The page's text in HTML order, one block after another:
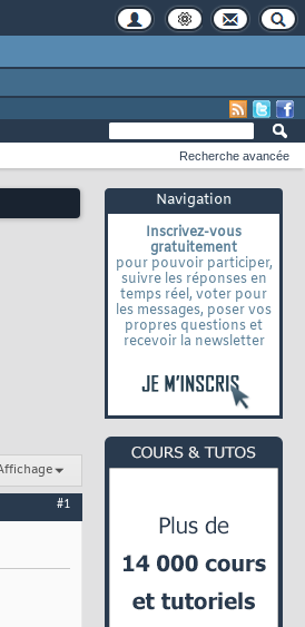
Navigation
Inscrivez-vous
gratuitement
pour pouvoir participer,
suivre les réponses en
temps réel, voter pour
les messages, poser vos
propres questions et
recevoir la newsletter
Recherche avancée
#1